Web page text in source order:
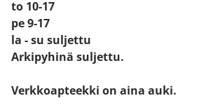
to 10-17
pe 9-17
la - su suljettu
Arkipyhinä suljettu.
Verkkoapteekki on aina auki.